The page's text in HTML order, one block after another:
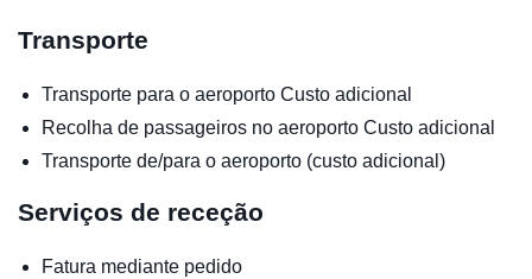
Transporte
Transporte para o aeroporto Custo adicional
Recolha de passageiros no aeroporto Custo adicional
Transporte de/para o aeroporto (custo adicional)
Serviços de receção
Fatura mediante pedido